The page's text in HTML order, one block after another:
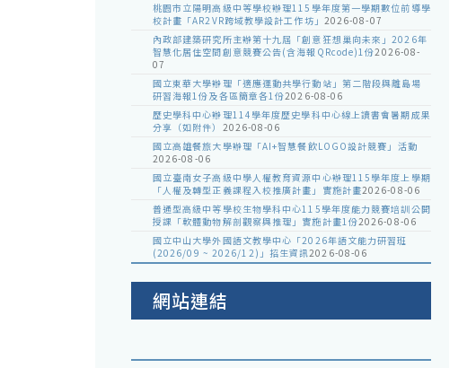
桃園市立陽明高級中等學校辦理115學年度第一學期數位前導學
校計畫「AR2VR跨域教學設計工作坊」 2026-08-07
內政部建築研究所主辦第十九屆「創意狂想巢向未來」2026年
智慧化居住空間創意競賽公告(含海報QRcode)1份2026-08-
07
國立東華大學辦理「適應運動共學行動站」第二階段與離島場
研習海報1份及各區簡章各1份2026-08-06
歷史學科中心辦理114學年度歷史學科中心線上讀書會暑期成果
分享（如附件） 2026-08-06
國立高雄餐旅大學辦理「AI+智慧餐飲LOGO設計競賽」活動
2026-08-06
國立臺南女子高級中學人權教育資源中心辦理115學年度上學期
「人權及轉型正義課程入校推廣計畫」實施計畫2026-08-06
普通型高級中等學校生物學科中心115學年度能力競賽培訓公開
授課「軟體動物解剖觀察與推理」實施計畫1份2026-08-06
國立中山大學外國語文教學中心「2026年語文能力研習班
(2026/09 ~ 2026/12)」招生資訊2026-08-06
網站連結